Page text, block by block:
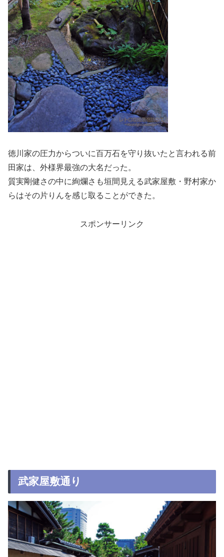
徳川家の圧力からついに百万石を守り抜いたと言われる前
田家は、外様界最強の大名だった。
質実剛健さの中に絢爛さも垣間見える武家屋敷・野村家か
らはその片りんを感じ取ることができた。
スポンサーリンク
武家屋敷通り